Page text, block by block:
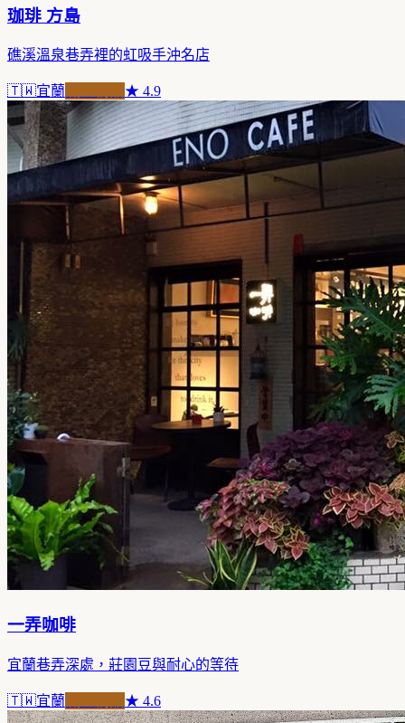
珈琲 方島
礁溪溫泉巷弄裡的虹吸手沖名店
🇹🇼宜蘭 ★ 4.9
一弄咖啡
宜蘭巷弄深處，莊園豆與耐心的等待
🇹🇼宜蘭 ★ 4.6